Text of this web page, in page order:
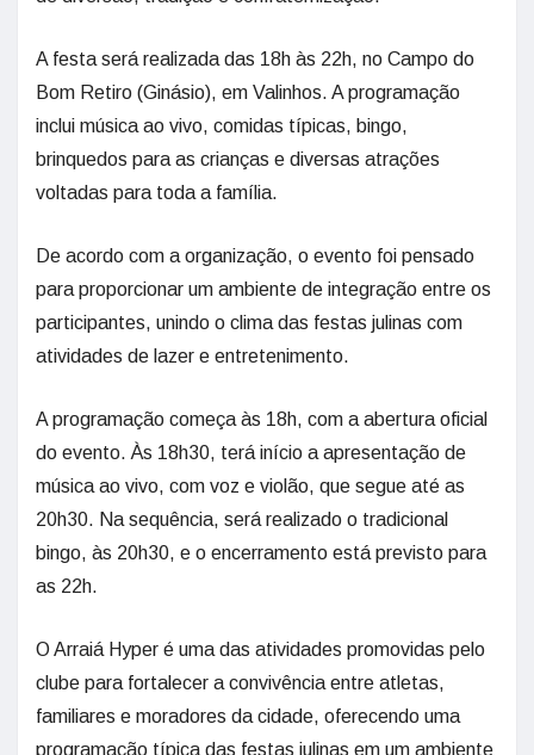
A festa será realizada das 18h às 22h, no Campo do
Bom Retiro (Ginásio), em Valinhos. A programação
inclui música ao vivo, comidas típicas, bingo,
brinquedos para as crianças e diversas atrações
voltadas para toda a família.
De acordo com a organização, o evento foi pensado
para proporcionar um ambiente de integração entre os
participantes, unindo o clima das festas julinas com
atividades de lazer e entretenimento.
A programação começa às 18h, com a abertura oficial
do evento. Às 18h30, terá início a apresentação de
música ao vivo, com voz e violão, que segue até as
20h30. Na sequência, será realizado o tradicional
bingo, às 20h30, e o encerramento está previsto para
as 22h.
O Arraiá Hyper é uma das atividades promovidas pelo
clube para fortalecer a convivência entre atletas,
familiares e moradores da cidade, oferecendo uma
programação típica das festas julinas em um ambiente